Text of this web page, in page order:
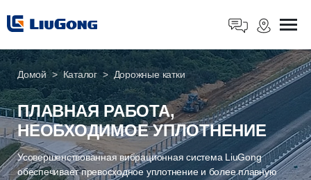
Домой Каталог Дорожные катки
ПЛАВНАЯ РАБОТА,
НЕОБХОДИМОЕ УПЛОТНЕНИЕ
Усовершенствованная вибрационная система LiuGong
обеспечивает превосходное уплотнение и более плавную